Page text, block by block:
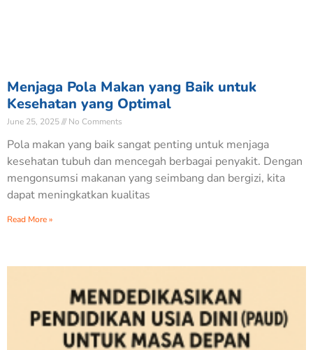
Menjaga Pola Makan yang Baik untuk
Kesehatan yang Optimal
June 25, 2025 No Comments
Pola makan yang baik sangat penting untuk menjaga
kesehatan tubuh dan mencegah berbagai penyakit. Dengan
mengonsumsi makanan yang seimbang dan bergizi, kita
dapat meningkatkan kualitas
Read More »